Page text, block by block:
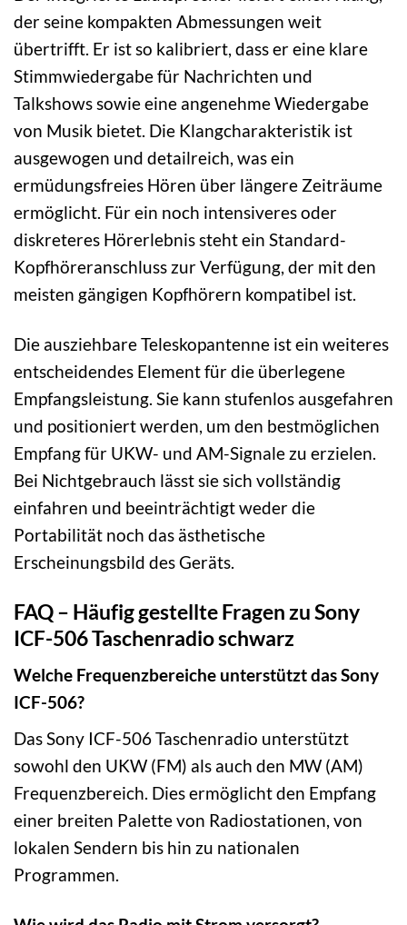
der seine kompakten Abmessungen weit
übertrifft. Er ist so kalibriert, dass er eine klare
Stimmwiedergabe für Nachrichten und
Talkshows sowie eine angenehme Wiedergabe
von Musik bietet. Die Klangcharakteristik ist
ausgewogen und detailreich, was ein
ermüdungsfreies Hören über längere Zeiträume
ermöglicht. Für ein noch intensiveres oder
diskreteres Hörerlebnis steht ein Standard-
Kopfhöreranschluss zur Verfügung, der mit den
meisten gängigen Kopfhörern kompatibel ist.
Die ausziehbare Teleskopantenne ist ein weiteres
entscheidendes Element für die überlegene
Empfangsleistung. Sie kann stufenlos ausgefahren
und positioniert werden, um den bestmöglichen
Empfang für UKW- und AM-Signale zu erzielen.
Bei Nichtgebrauch lässt sie sich vollständig
einfahren und beeinträchtigt weder die
Portabilität noch das ästhetische
Erscheinungsbild des Geräts.
FAQ – Häufig gestellte Fragen zu Sony
ICF-506 Taschenradio schwarz
Welche Frequenzbereiche unterstützt das Sony
ICF-506?
Das Sony ICF-506 Taschenradio unterstützt
sowohl den UKW (FM) als auch den MW (AM)
Frequenzbereich. Dies ermöglicht den Empfang
einer breiten Palette von Radiostationen, von
lokalen Sendern bis hin zu nationalen
Programmen.